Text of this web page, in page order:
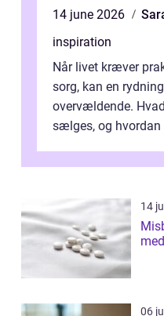
14 june 2026
inspiration
Når livet kræver
sorg, kan en
overvældende.
sælges, og hvordan
14
06